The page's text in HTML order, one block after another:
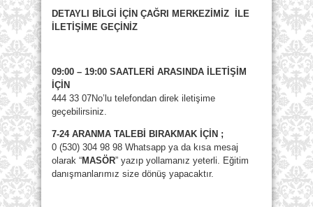
DETAYLI BİLGİ İÇİN ÇAĞRI MERKEZİMİZ İLE
İLETİŞİME GEÇİNİZ
09:00 – 19:00 SAATLERİ ARASINDA İLETİŞİM
İÇİN
444 33 07No’lu telefondan direk iletişime
geçebilirsiniz.
7-24 ARANMA TALEBİ BIRAKMAK İÇİN ;
0 (530) 304 98 98 Whatsapp ya da kısa mesaj
olarak “MASÖR” yazıp yollamanız yeterli. Eğitim
danışmanlarımız size dönüş yapacaktır.